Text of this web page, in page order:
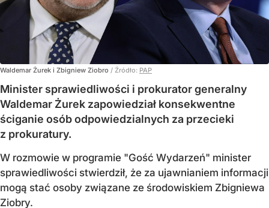
Waldemar Żurek i Zbigniew Ziobro / Źródło: PAP
Minister sprawiedliwości i prokurator generalny
Waldemar Żurek zapowiedział konsekwentne
ściganie osób odpowiedzialnych za przecieki
z prokuratury.
W rozmowie w programie "Gość Wydarzeń" minister
sprawiedliwości stwierdził, że za ujawnianiem informacji
mogą stać osoby związane ze środowiskiem Zbigniewa
Ziobry.